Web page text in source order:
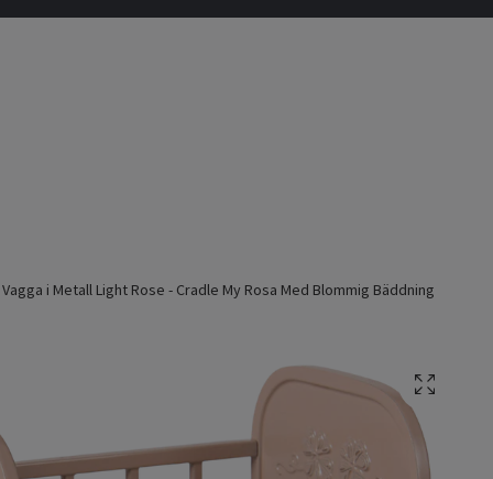
i Metall Light Rose - Cradle My Rosa Med Blommig Bäddning